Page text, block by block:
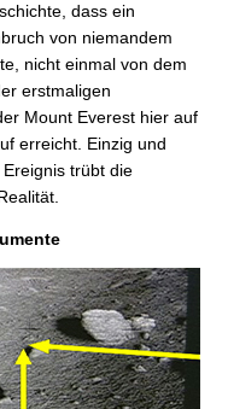
dass ein
von niemandem
nicht einmal von dem
erstmaligen
Mount Everest hier auf
erreicht. Einzig und
trübt die